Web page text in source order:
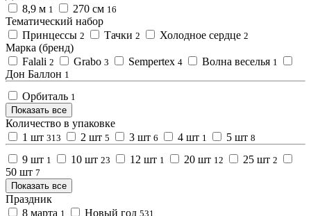
8,9 м 1 270 см 16
Тематический набор
Принцессы 2 Тачки 2 Холодное сердце 2
Марка (бренд)
Falali 2 Grabo 3 Sempertex 4 Волна веселья 1
Дон Баллон 1
Орбиталь 1
Показать все
Количество в упаковке
1 шт 313 2 шт 5 3 шт 6 4 шт 1 5 шт 8
9 шт 1 10 шт 23 12 шт 1 20 шт 12 25 шт 2
50 шт 7
Показать все
Праздник
8 марта 1 Новый год 531